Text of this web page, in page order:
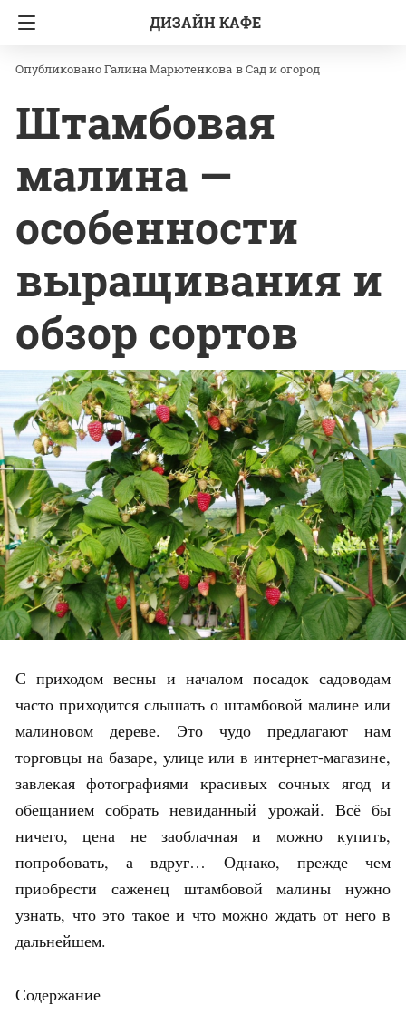
ДИЗАЙН КАФЕ
Главная Сад и огород
Галина Марютенкова вСад и огород
Штамбовая
малина —
особенности
выращивания и
обзор сортов
С приходом весны и началом посадок садоводам
часто приходится слышать о штамбовой малине или
малиновом дереве. Это чудо предлагают нам
торговцы на базаре, улице или в интернет-магазине,
завлекая фотографиями красивых сочных ягод и
обещанием собрать невиданный урожай. Всё бы
ничего, цена не заоблачная и можно купить,
попробовать, а вдруг… Однако, прежде чем
приобрести саженец штамбовой малины нужно
узнать, что это такое и что можно ждать от него в
дальнейшем.
Содержание